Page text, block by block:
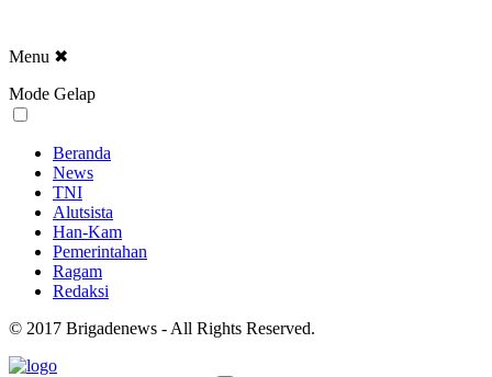
Menu ✖
Mode Gelap
Beranda
News
TNI
Alutsista
Han-Kam
Pemerintahan
Ragam
Redaksi
© 2017 Brigadenews - All Rights Reserved.